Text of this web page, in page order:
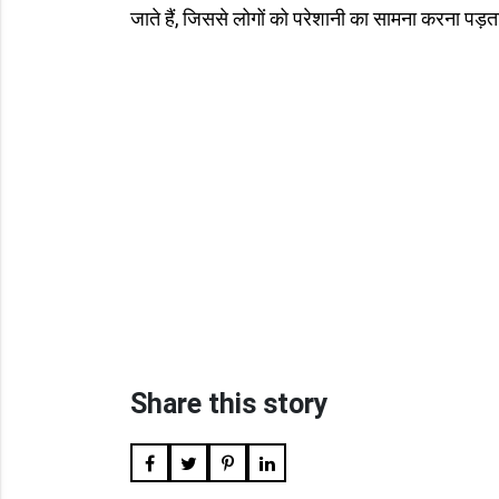
जाते हैं, जिससे लोगों को परेशानी का सामना करना
Share this story